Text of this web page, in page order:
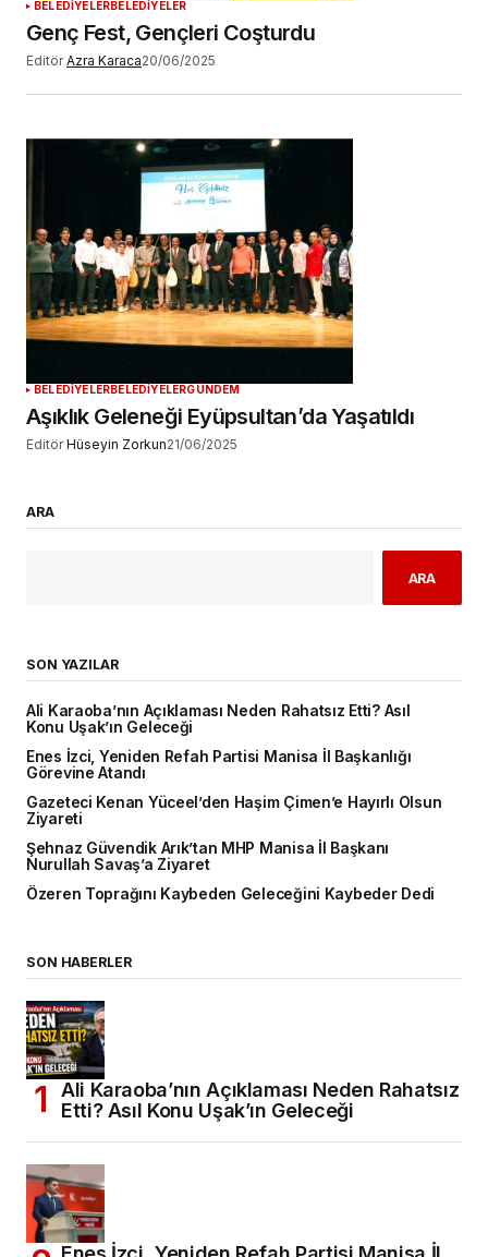
BELEDİYELERBELEDİYELER
Genç Fest, Gençleri Coşturdu
Editör Azra Karaca20/06/2025
BELEDİYELERBELEDİYELERGÜNDEM
Aşıklık Geleneği Eyüpsultan’da Yaşatıldı
Editör Hüseyin Zorkun21/06/2025
ARA
ARA
SON YAZILAR
Ali Karaoba’nın Açıklaması Neden Rahatsız Etti? Asıl
Konu Uşak’ın Geleceği
Enes İzci, Yeniden Refah Partisi Manisa İl Başkanlığı
Görevine Atandı
Gazeteci Kenan Yüceel’den Haşim Çimen’e Hayırlı Olsun
Ziyareti
Şehnaz Güvendik Arık’tan MHP Manisa İl Başkanı
Nurullah Savaş’a Ziyaret
Özeren Toprağını Kaybeden Geleceğini Kaybeder Dedi
SON HABERLER
Ali Karaoba’nın Açıklaması Neden Rahatsız
Etti? Asıl Konu Uşak’ın Geleceği